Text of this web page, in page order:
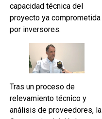
capacidad técnica del
proyecto ya comprometida
por inversores.
Tras un proceso de
relevamiento técnico y
análisis de proveedores, la